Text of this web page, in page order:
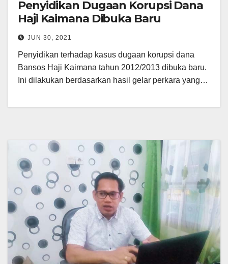
Penyidikan Dugaan Korupsi Dana
Haji Kaimana Dibuka Baru
JUN 30, 2021
Penyidikan terhadap kasus dugaan korupsi dana
Bansos Haji Kaimana tahun 2012/2013 dibuka baru.
Ini dilakukan berdasarkan hasil gelar perkara yang…